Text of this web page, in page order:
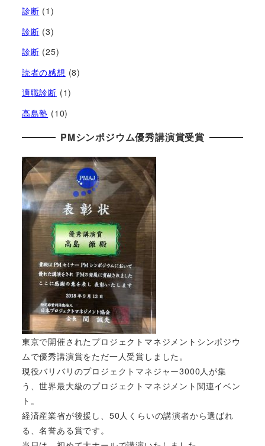
診断 (1)
診断 (3)
診断 (25)
読者の感想 (8)
適職診断 (1)
高島塾 (10)
PMシンポジウム優秀講演賞受賞
東京で開催されたプロジェクトマネジメントシンポジウ
ムで優秀講演賞をただ一人受賞しました。
現役バリバリのプロジェクトマネジャー3000人が集
う、世界最大級のプロジェクトマネジメント関連イベン
ト。
経済産業省が後援し、50人くらいの講演者から選ばれ
る、名誉ある賞です。